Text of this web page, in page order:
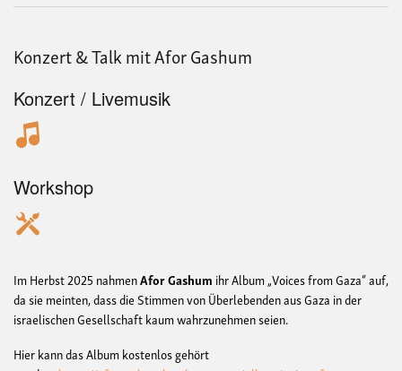
Konzert & Talk mit Afor Gashum
Konzert / Livemusik
Workshop
Im Herbst 2025 nahmenAfor Gashum ihr Album „Voices from Gaza“ auf,
da sie meinten, dass die Stimmen von Überlebenden aus Gaza in der
israelischen Gesellschaft kaum wahrzunehmen seien.
Hier kann das Album kostenlos gehört